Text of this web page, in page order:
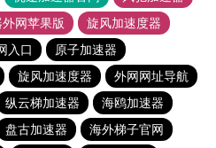
网苹果版
旋风加速度器
入口
原子加速器
旋风加速度器
外网网址导航
纵云梯加速器
海鸥加速器
盘古加速器
海外梯子官网